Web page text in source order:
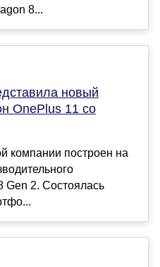
8...
новый
OnePlus 11 со
компании построен на
Gen 2. Состоялась